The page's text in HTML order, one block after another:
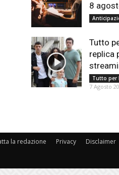
8
Tutto
replica
Tutto per
7 Agosto
la redazione Privacy Disclaimer